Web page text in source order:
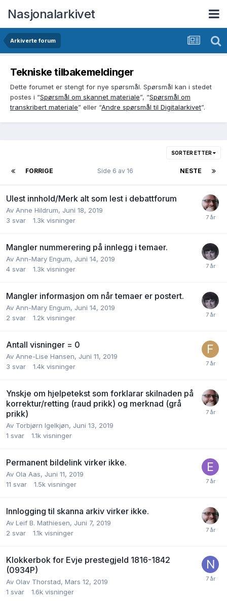
Nasjonalarkivet
Arkiverte forum
Tekniske tilbakemeldinger
Dette forumet er stengt for nye spørsmål. Spørsmål kan i stedet
postes i “Spørsmål om skannet materiale”, “Spørsmål om
transkribert materiale” eller “Andre spørsmål til Digitalarkivet”.
SORTER ETTER
FORRIGE NESTE
Side 6 av 16
Ulest innhold/Merk alt som lest i debattforum
Av Anne Hildrum, Juni 18, 2019
3 svar 1.3k visninger
Mangler nummerering på innlegg i temaer.
Av Ann-Mary Engum, Juni 14, 2019
4 svar 1.3k visninger
Mangler informasjon om når temaer er postert.
Av Ann-Mary Engum, Juni 14, 2019
2 svar 1.2k visninger
Antall visninger = 0
Av Anne-Lise Hansen, Juni 11, 2019
3 svar 1.4k visninger
Ynskje om hjelpetekst som forklarar skilnaden på
korrektur/retting (raud prikk) og merknad (grå
prikk)
Av Torbjørn Igelkjøn, Juni 13, 2019
1 svar 1.1k visninger
Permanent bildelink virker ikke.
Av Ola Aas, Juni 11, 2019
11 svar 1.5k visninger
Innlogging til skanna arkiv virker ikke.
Av Leif B. Mathiesen, Juni 7, 2019
2 svar 1.1k visninger
Klokkerbok for Evje prestegjeld 1816-1842
(0934P)
Av Olav Thorstad, Mars 12, 2019
1 svar 1.6k visninger